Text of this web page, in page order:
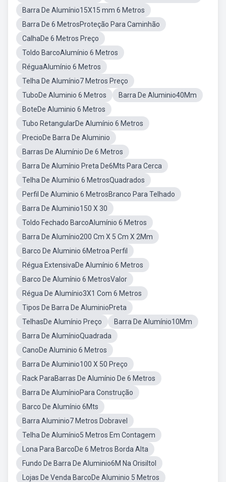
Barra De Alumínio15X15 mm 6 Metros
Barra De 6 MetrosProteção Para Caminhão
CalhaDe 6 Metros Preço
Toldo BarcoAlumínio 6 Metros
RéguaAlumínio 6 Metros
Telha De Alumínio7 Metros Preço
TuboDe Aluminio 6 Metros
Barra De Aluminio40Mm
BoteDe Aluminio 6 Metros
Tubo RetangularDe Alumínio 6 Metros
PrecioDe Barra De Aluminio
Barras De Alumínio De 6 Metros
Barra De Alumínio Preta De6Mts Para Cerca
Telha De Alumínio 6 MetrosQuadrados
Perfil De Aluminio 6 MetrosBranco Para Telhado
Barra De Aluminio150 X 30
Toldo Fechado BarcoAlumínio 6 Metros
Barra De Alumínio200 Cm X 5 Cm X 2Mm
Barco De Aluminio 6Metroa Perfil
Régua ExtensivaDe Alumínio 6 Metros
Barco De Alumínio 6 MetrosValor
Régua De Alumínio3X1 Com 6 Metros
Tipos De Barra De AluminioPreta
TelhasDe Alumínio Preço
Barra De Alumínio10Mm
Barra De AlumínioQuadrada
CanoDe Aluminio 6 Metros
Barra De Aluminio100 X 50 Preço
Rack ParaBarras De Alumínio De 6 Metros
Barra De AlumínioPara Construção
Barco De Alumínio 6Mts
Barra Aluminio7 Metros Dobravel
Telha De Alumínio5 Metros Em Contagem
Lona Para BarcoDe 6 Metros Borda Alta
Fundo De Barra De Aluminio6M Na Orisiltol
Lojas De Venda BarcoDe Aluminio 5 Metros